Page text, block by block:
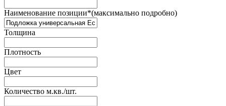
Наименование позиции*(максимально подробно)
Толщина
Плотность
Цвет
Количество м.кв./шт.